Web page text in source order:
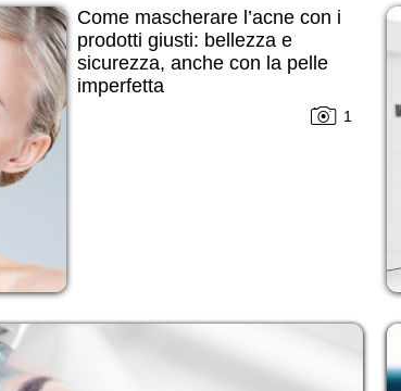
Come mascherare l’acne con i
prodotti giusti: bellezza e
sicurezza, anche con la pelle
imperfetta
1